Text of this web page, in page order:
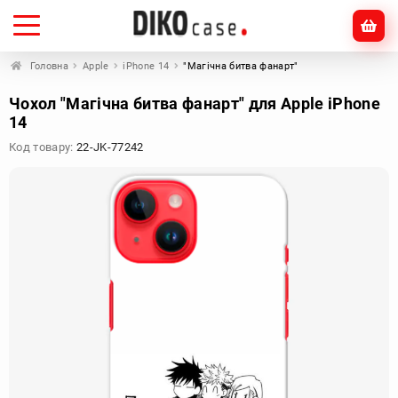
Головна Apple iPhone 14 "Магічна битва фанарт"
Чохол "Магічна битва фанарт" для Apple iPhone
14
Код товару: 22-JK-77242